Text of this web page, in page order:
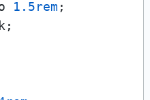
1.5rem ;